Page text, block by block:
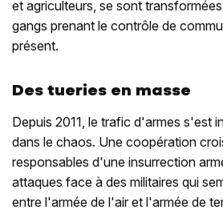
et agriculteurs, se sont
gangs prenant le contrôle de
présent.
Des tueries en masse
Depuis 2011, le trafic d'armes s'est
dans le chaos. Une coopération
responsables d'une insurrection
attaques face à des militaires qui
entre l'armée de l'air et l'armée de